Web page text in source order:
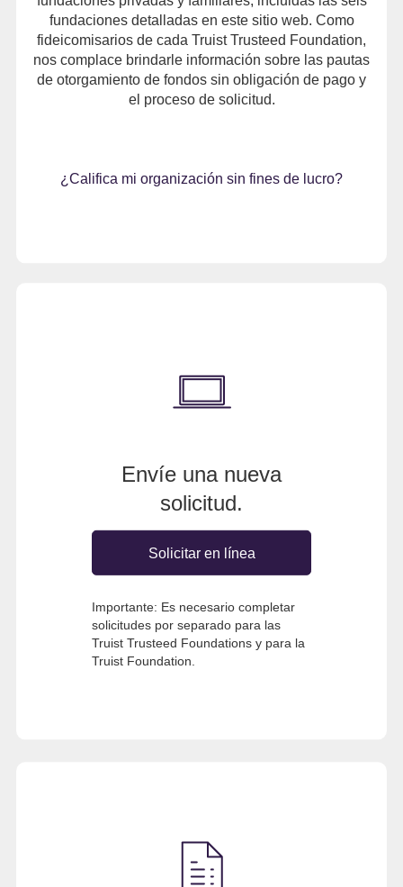
fundaciones detalladas en este sitio web. Como
fideicomisarios de cada Truist Trusteed Foundation,
nos complace brindarle información sobre las pautas
de otorgamiento de fondos sin obligación de pago y
el proceso de solicitud.
¿Califica mi organización sin fines de lucro?
Envíe una nueva
solicitud.
Solicitar en línea
Importante: Es necesario completar
solicitudes por separado para las
Truist Trusteed Foundations y para la
Truist Foundation.